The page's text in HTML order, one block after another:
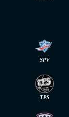
SPV
TPS